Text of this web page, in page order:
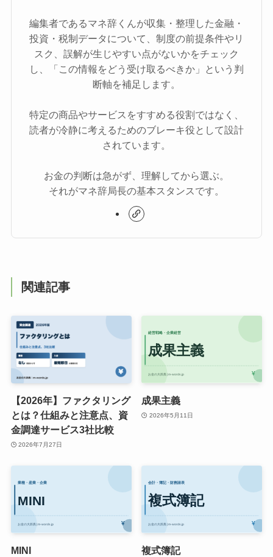
編集者であるマネ辞くんが収集・整理した金融・
投資・税制データについて、制度の前提条件やリ
スク、誤解が生じやすい点がないかをチェック
し、「この情報をどう受け取るべきか」という判
断軸を補足します。
特定の商品やサービスをすすめる役割ではなく、
読者が冷静に考えるためのブレーキ役として設計
されています。
お金の判断は急がず、理解してから選ぶ。
それがマネ辞局長の基本スタンスです。
関連記事
【2026年】ファクタリング
とは？仕組みと注意点、資
金調達サービス3社比較
2026年7月27日
成果主義
2026年5月11日
MINI 複式簿記